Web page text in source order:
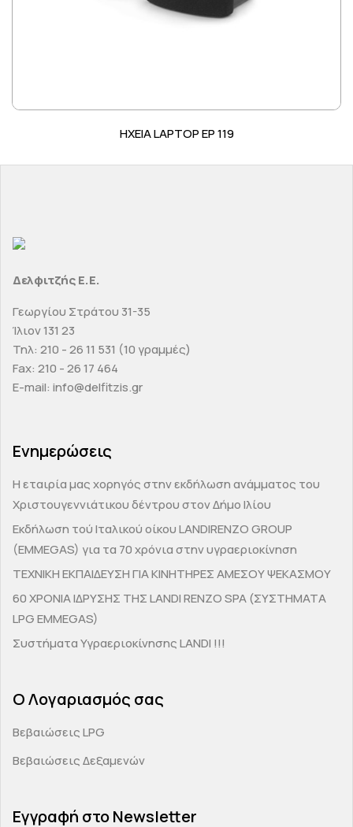
ΗΧΕΙΑ LAPTOP EP 119
Δελφιτζής Ε.Ε.
Γεωργίου Στράτου 31-35
Ίλιον 131 23
Τηλ: 210 - 26 11 531 (10 γραμμές)
Fax: 210 - 26 17 464
E-mail: info@delfitzis.gr
Ενημερώσεις
H εταιρία μας χορηγός στην εκδήλωση ανάμματος του
Χριστουγεννιάτικου δέντρου στον Δήμο Ιλίου
Εκδήλωση τού Ιταλικού οίκου LANDIRENZO GROUP
(EMMEGAS) για τα 70 χρόνια στην υγραεριοκίνηση
ΤΕΧΝΙΚΗ ΕΚΠΑΙΔΕΥΣΗ ΓΙΑ ΚΙΝΗΤΗΡΕΣ ΑΜΕΣΟΥ ΨΕΚΑΣΜΟΥ
60 ΧΡΟΝΙΑ ΙΔΡΥΣΗΣ ΤΗΣ LANDI RENZO SPA (ΣΥΣΤΗΜΑΤΑ
LPG EMMEGAS)
Συστήματα Υγραεριοκίνησης LANDI !!!
Ο Λογαριασμός σας
Βεβαιώσεις LPG
Βεβαιώσεις Δεξαμενών
Εγγραφή στο Newsletter